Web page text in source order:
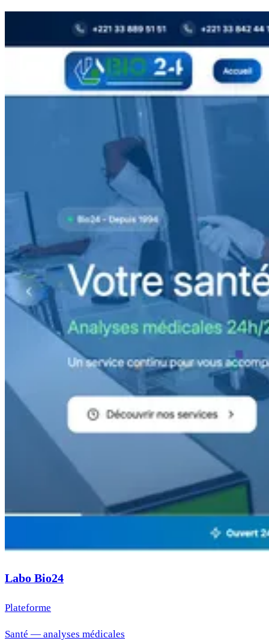
Labo Bio24
Plateforme
Santé — analyses médicales